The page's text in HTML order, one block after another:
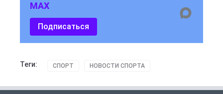
MAX
Подписаться
Теги: СПОРТ НОВОСТИ СПОРТА